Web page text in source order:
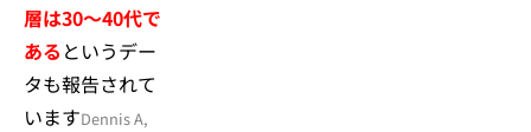
層は30～40代で
ある というデー
タも報告されて
いますDennis A,